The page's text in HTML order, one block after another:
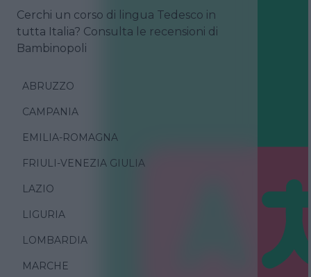
Cerchi un corso di lingua Tedesco in
tutta Italia? Consulta le recensioni di
Bambinopoli
ABRUZZO
CAMPANIA
EMILIA-ROMAGNA
FRIULI-VENEZIA GIULIA
LAZIO
LIGURIA
LOMBARDIA
MARCHE